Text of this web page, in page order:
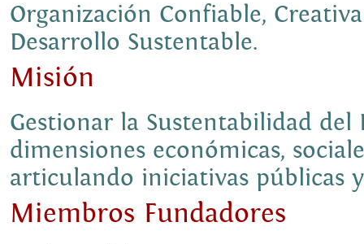
Organización Confiable,
Desarrollo Sustentable.
Misión
Gestionar la Sustentabilidad
dimensiones económicas,
articulando iniciativas públicas
Miembros Fundadores